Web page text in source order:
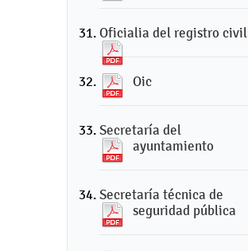
Oficialia del registro civil
Oic
Secretaría del
ayuntamiento
Secretaría técnica de
seguridad pública